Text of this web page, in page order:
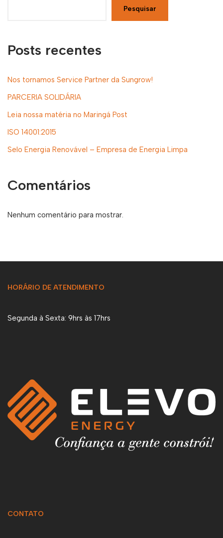
Pesquisar
Posts recentes
Nos tornamos Service Partner da Sungrow!
PARCERIA SOLIDÁRIA
Leia nossa matéria no Maringá Post
ISO 14001:2015
Selo Energia Renovável – Empresa de Energia Limpa
Comentários
Nenhum comentário para mostrar.
HORÁRIO DE ATENDIMENTO
Segunda à Sexta: 9hrs às 17hrs
CONTATO